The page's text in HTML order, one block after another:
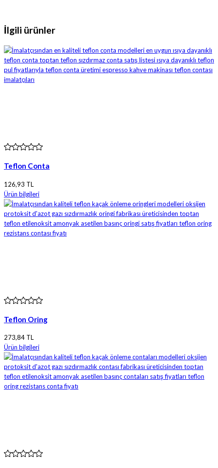
İlgili ürünler
Teflon Conta
126,93 TL
Ürün bilgileri
Teflon Oring
273,84 TL
Ürün bilgileri